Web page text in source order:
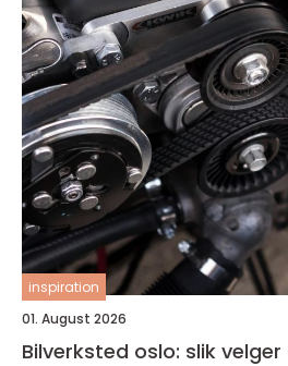
inspiration
01. August 2026
Bilverksted oslo: slik